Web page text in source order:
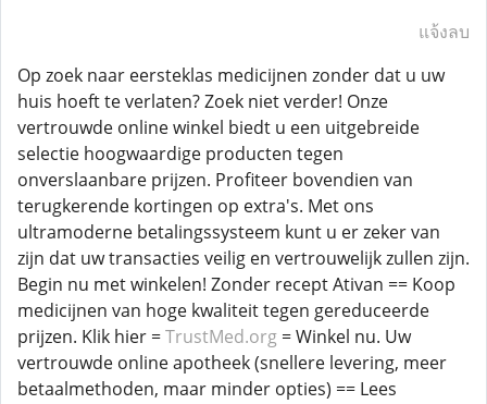
แจ้งลบ
Op zoek naar eersteklas medicijnen zonder dat u uw
huis hoeft te verlaten? Zoek niet verder! Onze
vertrouwde online winkel biedt u een uitgebreide
selectie hoogwaardige producten tegen
onverslaanbare prijzen. Profiteer bovendien van
terugkerende kortingen op extra's. Met ons
ultramoderne betalingssysteem kunt u er zeker van
zijn dat uw transacties veilig en vertrouwelijk zullen zijn.
Begin nu met winkelen! Zonder recept Ativan == Koop
medicijnen van hoge kwaliteit tegen gereduceerde
prijzen. Klik hier =TrustMed.org = Winkel nu. Uw
vertrouwde online apotheek (snellere levering, meer
betaalmethoden, maar minder opties) == Lees